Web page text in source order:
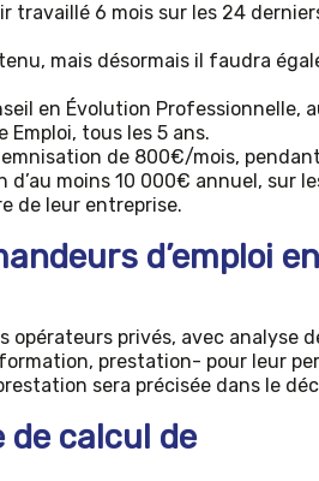
travaillé 6 mois sur les 24
mais désormais il faudra
en Évolution Professionnelle,
Emploi, tous les 5 ans.
de 800€/mois,
moins 10 000€ annuel, sur
de leur entreprise.
d’emploi en
opérateurs privés, avec analyse
prestation- pour leur
sera précisée dans le
de calcul de